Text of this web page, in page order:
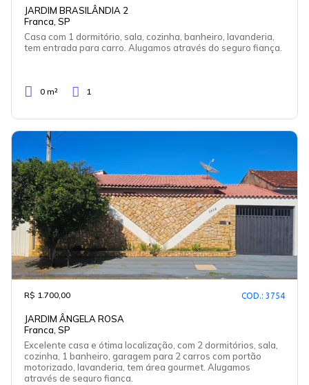
JARDIM BRASILÂNDIA 2
Franca, SP
Casa com 1 dormitório, sala, cozinha, banheiro, lavanderia,
tem entrada para carro. Alugamos através do seguro fiança.
0 m² 1
R$ 1.700,00 COD.: 3754
JARDIM ÂNGELA ROSA
Franca, SP
Excelente casa e ótima localização, com 2 dormitórios, sala,
cozinha, 1 banheiro, garagem para 2 carros com portão
motorizado, lavanderia, tem área gourmet. Alugamos
através de seguro fiança.